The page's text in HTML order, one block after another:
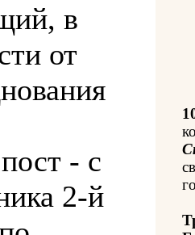
в
от
- с
2-й